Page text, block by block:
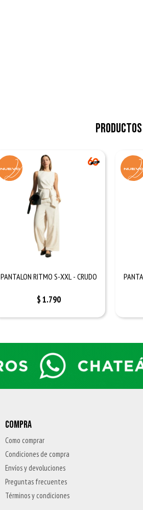
PANTALON RITMO S-XXL - CRUDO
$1.790
COMPRA
Como comprar
Condiciones de compra
Envíos y devoluciones
Preguntas frecuentes
Términos y condiciones